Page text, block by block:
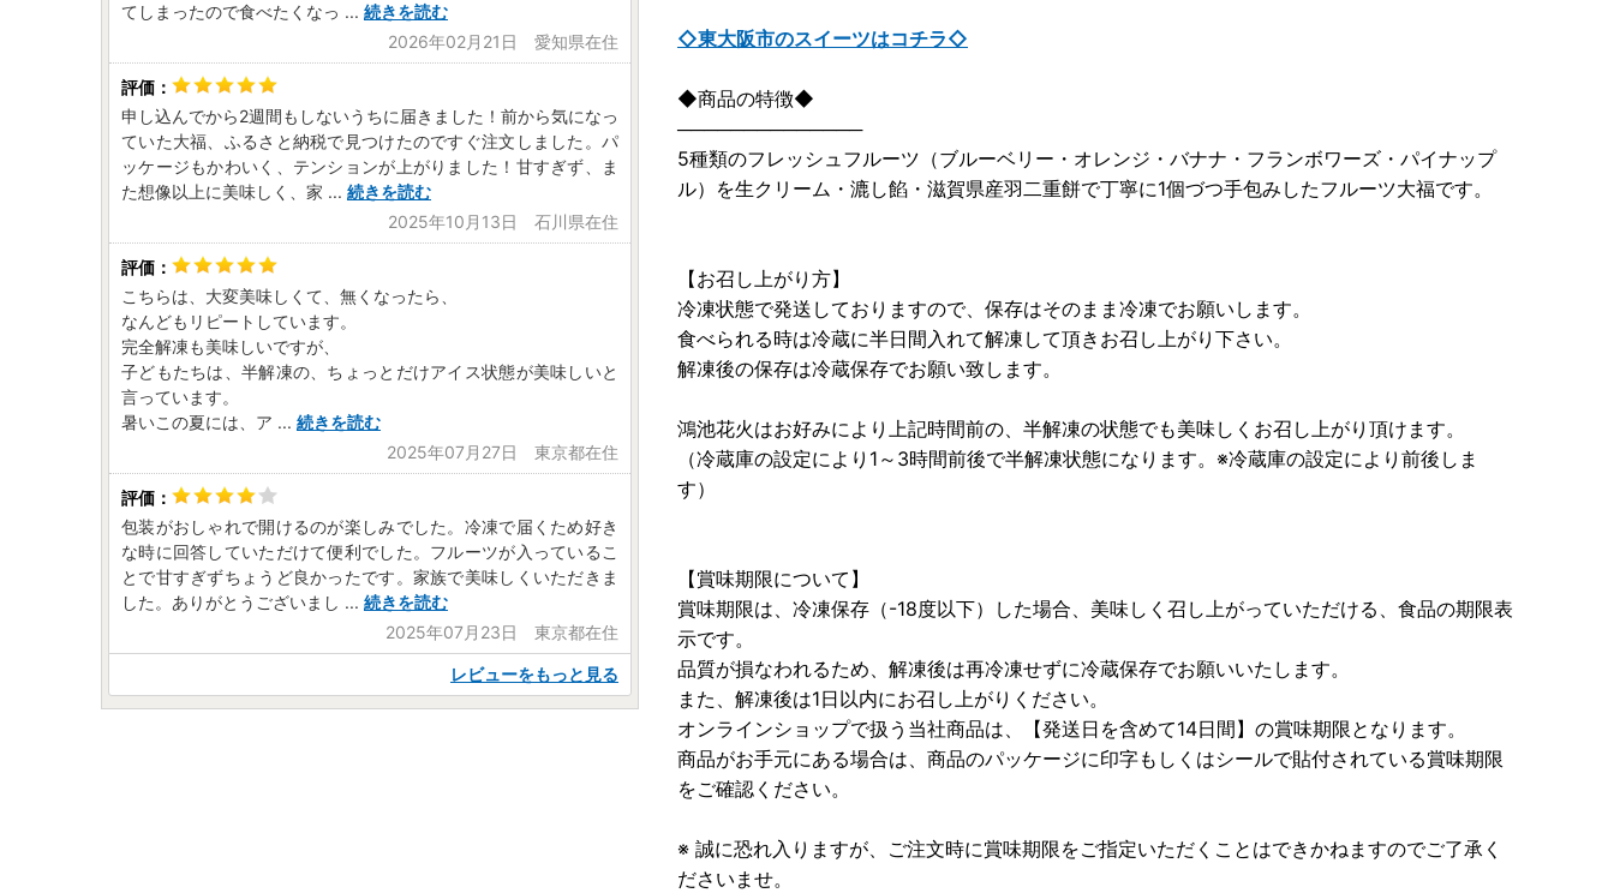
◇東大阪市のスイーツはコチラ◇
◆商品の特徴◆
──────────────
5種類のフレッシュフルーツ（ブルーベリー・オレンジ・バナナ・フランボワーズ・パイナップ
ル）を生クリーム・漉し餡・滋賀県産羽二重餅で丁寧に1個づつ手包みしたフルーツ大福です。
【お召し上がり方】
冷凍状態で発送しておりますので、保存はそのまま冷凍でお願いします。
食べられる時は冷蔵に半日間入れて解凍して頂きお召し上がり下さい。
解凍後の保存は冷蔵保存でお願い致します。
鴻池花火はお好みにより上記時間前の、半解凍の状態でも美味しくお召し上がり頂けます。
（冷蔵庫の設定により1～3時間前後で半解凍状態になります。※冷蔵庫の設定により前後しま
す）
【賞味期限について】
賞味期限は、冷凍保存（-18度以下）した場合、美味しく召し上がっていただける、食品の期限表
示です。
品質が損なわれるため、解凍後は再冷凍せずに冷蔵保存でお願いいたします。
また、解凍後は1日以内にお召し上がりください。
オンラインショップで扱う当社商品は、【発送日を含めて14日間】の賞味期限となります。
商品がお手元にある場合は、商品のパッケージに印字もしくはシールで貼付されている賞味期限
をご確認ください。
※ 誠に恐れ入りますが、ご注文時に賞味期限をご指定いただくことはできかねますのでご了承く
ださいませ。
てしまったので食べたくなっ ... 続きを読む
2026年02月21日 愛知県在住
申し込んでから2週間もしないうちに届きました！前から気になっ
ていた大福、ふるさと納税で見つけたのですぐ注文しました。パ
ッケージもかわいく、テンションが上がりました！甘すぎず、ま
た想像以上に美味しく、家 ... 続きを読む
2025年10月13日 石川県在住
こちらは、大変美味しくて、無くなったら、
なんどもリピートしています。
完全解凍も美味しいですが、
子どもたちは、半解凍の、ちょっとだけアイス状態が美味しいと
言っています。
暑いこの夏には、ア ... 続きを読む
2025年07月27日 東京都在住
包装がおしゃれで開けるのが楽しみでした。冷凍で届くため好き
な時に回答していただけて便利でした。フルーツが入っているこ
とで甘すぎずちょうど良かったです。家族で美味しくいただきま
した。ありがとうございまし ... 続きを読む
2025年07月23日 東京都在住
レビューをもっと見る